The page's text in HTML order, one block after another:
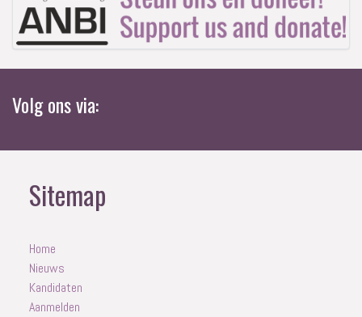
Volg ons via:
Sitemap
Home
Nieuws
Kandidaten
Aanmelden